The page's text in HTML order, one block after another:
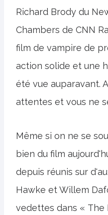
Richard Brody du
Chambers de CNN
film de vampire de
action solide et une
été vue auparavant.
attentes et vous ne
Même si on ne se
bien du film
depuis réunis sur
Hawke et Willem
vedettes dans « The